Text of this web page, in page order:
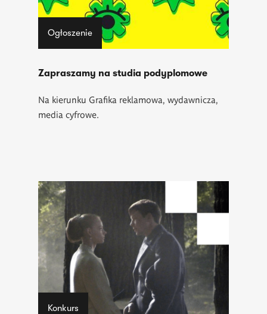
Ogłoszenie
Zapraszamy na studia podyplomowe
Na kierunku Grafika reklamowa, wydawnicza,
media cyfrowe.
Konkurs